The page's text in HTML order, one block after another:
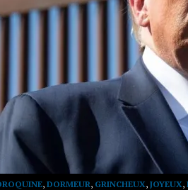
, DORMEUR, GRINCHEUX, JOYEUX,